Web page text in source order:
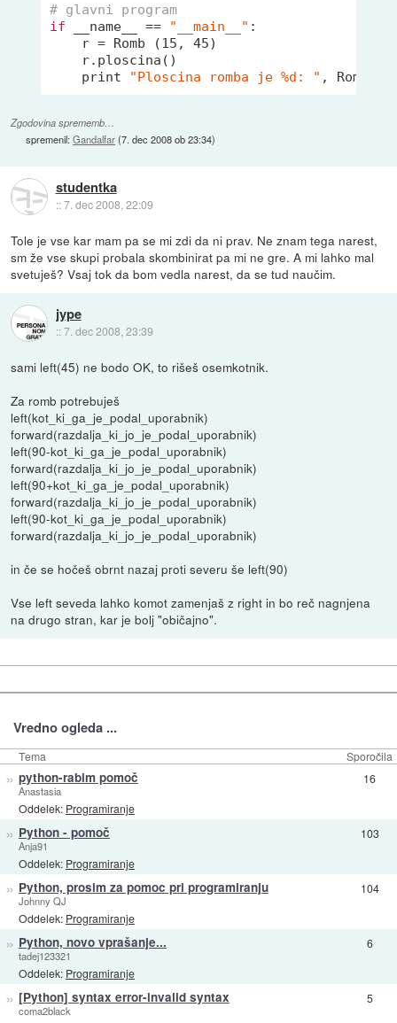
# glavni program
if __name_ == "__main__" :
    r = Romb (
15 , 45)
    r.ploscina()
    print
"Ploscina romba je %d: "
Zgodovina sprememb…
spremenil:Gandalfar(7. dec 2008 ob 23:34)
studentka
::7. dec 2008, 22:09
Tole je vse kar mam pa se mi zdi da ni prav. Ne znam tega narest,
sm že vse skupi probala skombinirat pa mi ne gre. A mi lahko mal
svetuješ? Vsaj tok da bom vedla narest, da se tud naučim.
jype
::7. dec 2008, 23:39
sami left(45) ne bodo OK, to rišeš osemkotnik.
Za romb potrebuješ
left(kot_ki_ga_je_podal_uporabnik)
forward(razdalja_ki_jo_je_podal_uporabnik)
left(90-kot_ki_ga_je_podal_uporabnik)
forward(razdalja_ki_jo_je_podal_uporabnik)
left(90+kot_ki_ga_je_podal_uporabnik)
forward(razdalja_ki_jo_je_podal_uporabnik)
left(90-kot_ki_ga_je_podal_uporabnik)
forward(razdalja_ki_jo_je_podal_uporabnik)
in če se hočeš obrnt nazaj proti severu še left(90)
Vse left seveda lahko komot zamenjaš z right in bo reč nagnjena
na drugo stran, kar je bolj "običajno".
Vredno ogleda ...
Tema Sporočila
» python-rabim pomoč
Anastasia
Oddelek: Programiranje
16
» Python - pomoč
Anja91
Oddelek: Programiranje
103
» Python, prosim za pomoc pri programiranju
Johnny QJ
Oddelek: Programiranje
104
» Python, novo vprašanje...
tadej123321
Oddelek: Programiranje
6
» [Python] syntax error-invalid syntax
coma2black
5